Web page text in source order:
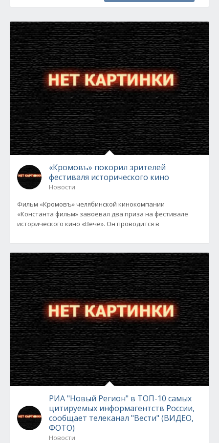
«Кромовъ» покорил зрителей
фестиваля исторического кино
Новости
Фильм «Кромовъ» челябинской кинокомпании
«Константа фильм» завоевал два приза на фестивале
исторического кино «Вече». Он проводится в
РИА "Новый Регион" в ТОП-10 самых
цитируемых информагентств России,
сообщает телеканал "Вести" (ВИДЕО,
ФОТО)
Новости